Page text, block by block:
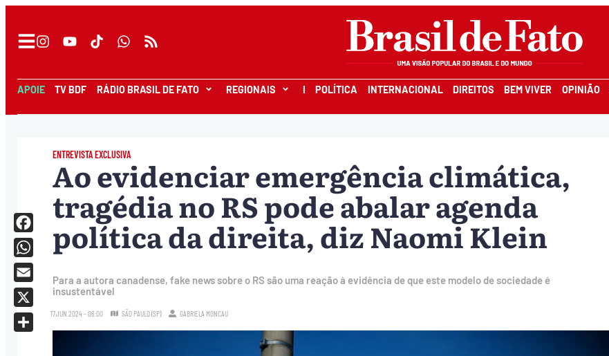
APOIE TV BDF RÁDIO BRASIL DE FATO REGIONAIS I POLÍTICA INTERNACIONAL DIREITOS BEM VIVER OPINIÃO
ENTREVISTA EXCLUSIVA
Ao evidenciar emergência climática,
tragédia no RS pode abalar agenda
política da direita, diz Naomi Klein
Para a autora canadense, fake news sobre o RS são uma reação à evidência de que este modelo de sociedade é
insustentável
17.JUN.2024 - 06:00 SÃO PAULO (SP) GABRIELA MONCAU
Facebook
WhatsApp
Email
X